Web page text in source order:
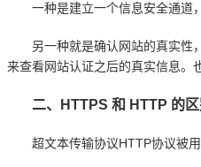
一种是建立一个信息安全通道，
另一种就是确认网站的真实性，
来查看网站认证之后的真实信息。
二、HTTPS 和 HTTP 的区
超文本传输协议HTTP协议被用